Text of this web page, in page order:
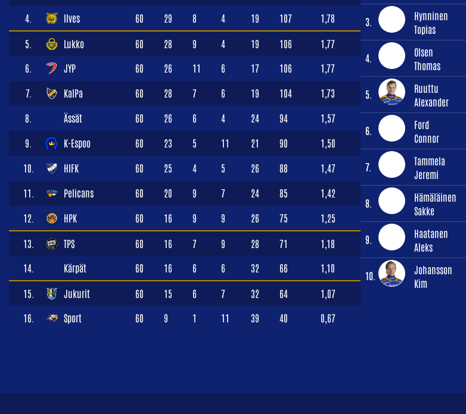
4. Ilves 60 29 8 4 19 107 1,78
5. Lukko 60 28 9 4 19 106 1,77
6. JYP 60 26 11 6 17 106 1,77
7. KalPa 60 28 7 6 19 104 1,73
8. Ässät 60 26 6 4 24 94 1,57
9. K-Espoo 60 23 5 11 21 90 1,50
10. HIFK 60 25 4 5 26 88 1,47
11. Pelicans 60 20 9 7 24 85 1,42
12. HPK 60 16 9 9 26 75 1,25
13. TPS 60 16 7 9 28 71 1,18
14. Kärpät 60 16 6 6 32 66 1,10
15. Jukurit 60 15 6 7 32 64 1,07
16. Sport 60 9 1 11 39 40 0,67
3.
Hynninen
Topias
4.
Olsen
Thomas
5.
Ruuttu
Alexander
6.
Ford
Connor
7.
Tammela
Jeremi
8.
Hämäläinen
Sakke
9.
Haatanen
Aleks
10.
Johansson
Kim